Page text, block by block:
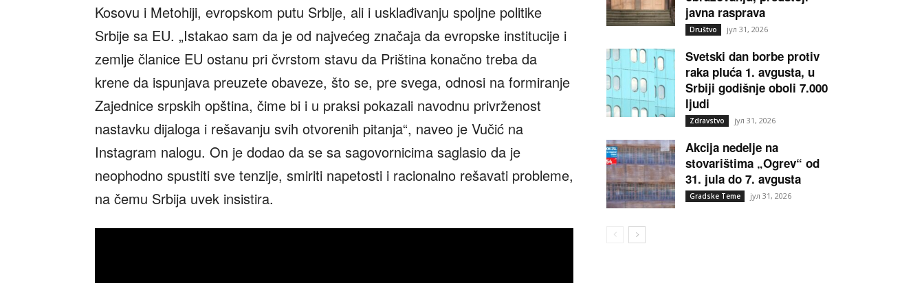
Kosovu i Metohiji, evropskom putu Srbije, ali i usklađivanju spoljne politike
Srbije sa EU. „Istakao sam da je od najvećeg značaja da evropske institucije i
zemlje članice EU ostanu pri čvrstom stavu da Priština konačno treba da
krene da ispunjava preuzete obaveze, što se, pre svega, odnosi na formiranje
Zajednice srpskih opština, čime bi i u praksi pokazali navodnu privrženost
nastavku dijaloga i rešavanju svih otvorenih pitanja“, naveo je Vučić na
Instagram nalogu. On je dodao da se sa sagovornicima saglasio da je
neophodno spustiti sve tenzije, smiriti napetosti i racionalno rešavati probleme,
na čemu Srbija uvek insistira.
javna rasprava
Društvo јул 31, 2026
Svetski dan borbe protiv
raka pluća 1. avgusta, u
Srbiji godišnje oboli 7.000
ljudi
Zdravstvo јул 31, 2026
Akcija nedelje na
stovarištima „Ogrev“ od
31. jula do 7. avgusta
Gradske Teme јул 31, 2026